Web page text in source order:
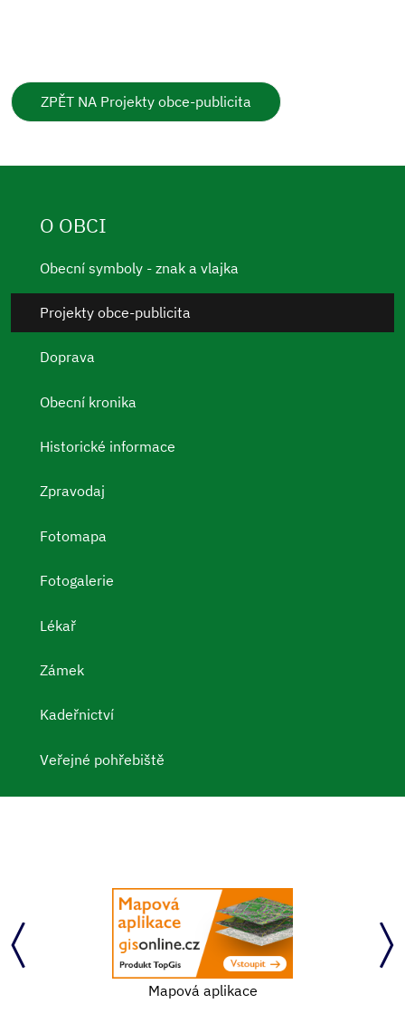
ZPĚT NA Projekty obce-publicita
O OBCI
Obecní symboly - znak a vlajka
Projekty obce-publicita
Doprava
Obecní kronika
Historické informace
Zpravodaj
Fotomapa
Fotogalerie
Lékař
Zámek
Kadeřnictví
Veřejné pohřebiště
Mapová aplikace